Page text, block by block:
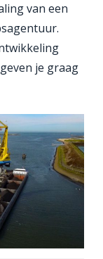
van een
je graag